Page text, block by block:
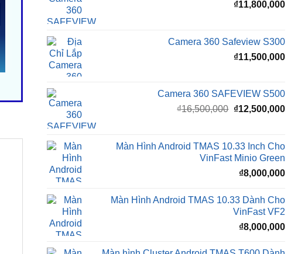
₫11,800,000
Camera 360 Safeview S300
₫11,500,000
Camera 360 SAFEVIEW S500
₫16,500,000 Giá
₫16,500,000.
₫12,500,000
Màn Hình Android TMAS 10.33 Inch Cho
VinFast Minio Green
₫8,000,000
Màn Hình Android TMAS 10.33 Dành Cho
VinFast VF2
₫8,000,000